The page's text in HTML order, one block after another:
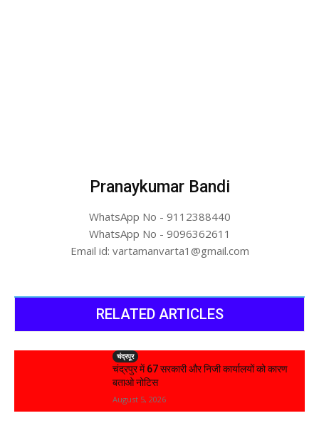
Pranaykumar Bandi
WhatsApp No - 9112388440
WhatsApp No - 9096362611
Email id: vartamanvarta1@gmail.com
RELATED ARTICLES
चंद्रपूर
चंद्रपुर में 67 सरकारी और निजी कार्यालयों को कारण
बताओ नोटिस
August 5, 2026